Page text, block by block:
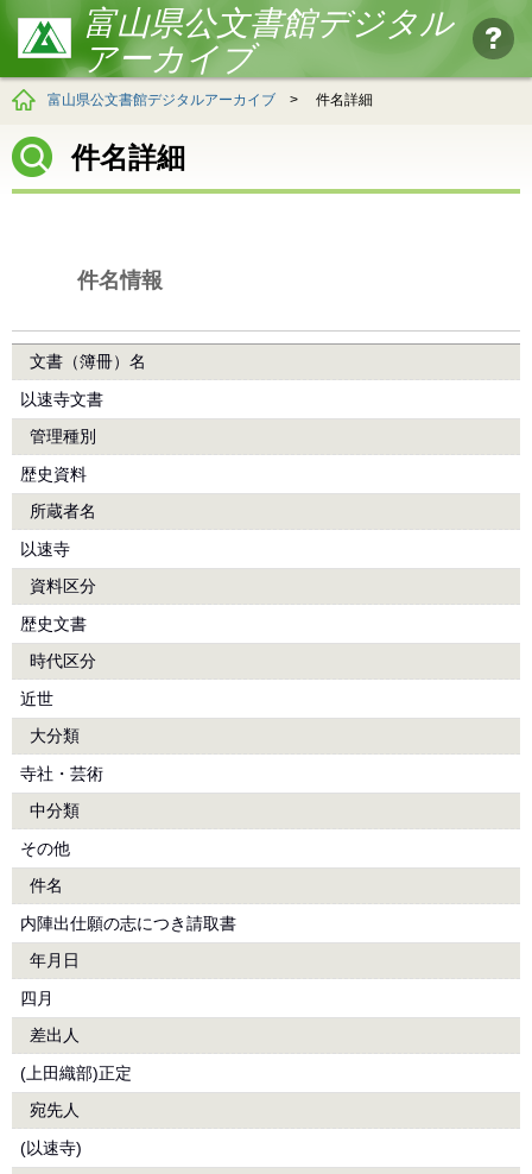
富山県公文書館デジタル
アーカイブ
富山県公文書館デジタルアーカイブ > 件名詳細
件名詳細
件名情報
文書（簿冊）名
以速寺文書
管理種別
歴史資料
所蔵者名
以速寺
資料区分
歴史文書
時代区分
近世
大分類
寺社・芸術
中分類
その他
件名
内陣出仕願の志につき請取書
年月日
四月
差出人
(上田織部)正定
宛先人
(以速寺)